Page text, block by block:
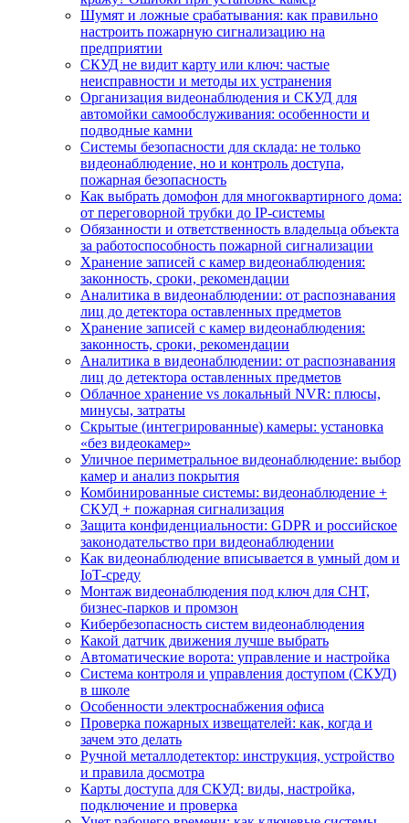
Шумят и ложные срабатывания: как правильно
настроить пожарную сигнализацию на
предприятии
СКУД не видит карту или ключ: частые
неисправности и методы их устранения
Организация видеонаблюдения и СКУД для
автомойки самообслуживания: особенности и
подводные камни
Системы безопасности для склада: не только
видеонаблюдение, но и контроль доступа,
пожарная безопасность
Как выбрать домофон для многоквартирного дома:
от переговорной трубки до IP-системы
Обязанности и ответственность владельца объекта
за работоспособность пожарной сигнализации
Хранение записей с камер видеонаблюдения:
законность, сроки, рекомендации
Аналитика в видеонаблюдении: от распознавания
лиц до детектора оставленных предметов
Хранение записей с камер видеонаблюдения:
законность, сроки, рекомендации
Аналитика в видеонаблюдении: от распознавания
лиц до детектора оставленных предметов
Облачное хранение vs локальный NVR: плюсы,
минусы, затраты
Скрытые (интегрированные) камеры: установка
«без видеокамер»
Уличное периметральное видеонаблюдение: выбор
камер и анализ покрытия
Комбинированные системы: видеонаблюдение +
СКУД + пожарная сигнализация
Защита конфиденциальности: GDPR и российское
законодательство при видеонаблюдении
Как видеонаблюдение вписывается в умный дом и
IoT‑среду
Монтаж видеонаблюдения под ключ для СНТ,
бизнес‑парков и промзон
Кибербезопасность систем видеонаблюдения
Какой датчик движения лучше выбрать
Автоматические ворота: управление и настройка
Система контроля и управления доступом (СКУД)
в школе
Особенности электроснабжения офиса
Проверка пожарных извещателей: как, когда и
зачем это делать
Ручной металлодетектор: инструкция, устройство
и правила досмотра
Карты доступа для СКУД: виды, настройка,
подключение и проверка